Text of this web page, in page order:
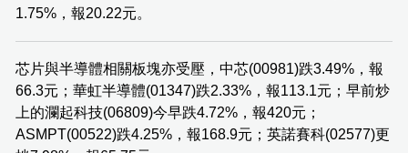
1.75%，報20.22元。
芯片與半導體相關板塊亦受壓，中芯(00981)跌3.49%，報
66.3元；華虹半導體(01347)跌2.33%，報113.1元；早前炒
上的瀾起科技(06809)今早跌4.72%，報420元；
ASMPT(00522)跌4.25%，報168.9元；英諾賽科(02577)更